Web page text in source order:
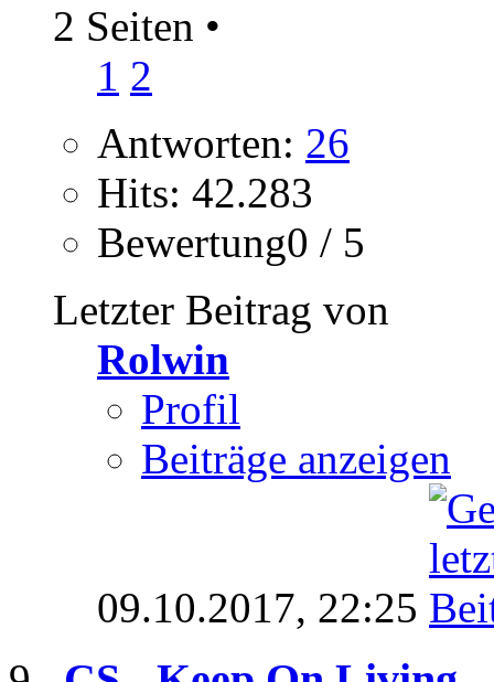
2 Seiten •
1 2
Antworten: 26
Hits: 42.283
Bewertung0 / 5
Letzter Beitrag von
Rolwin
Profil
Beiträge anzeigen
09.10.2017, 22:25